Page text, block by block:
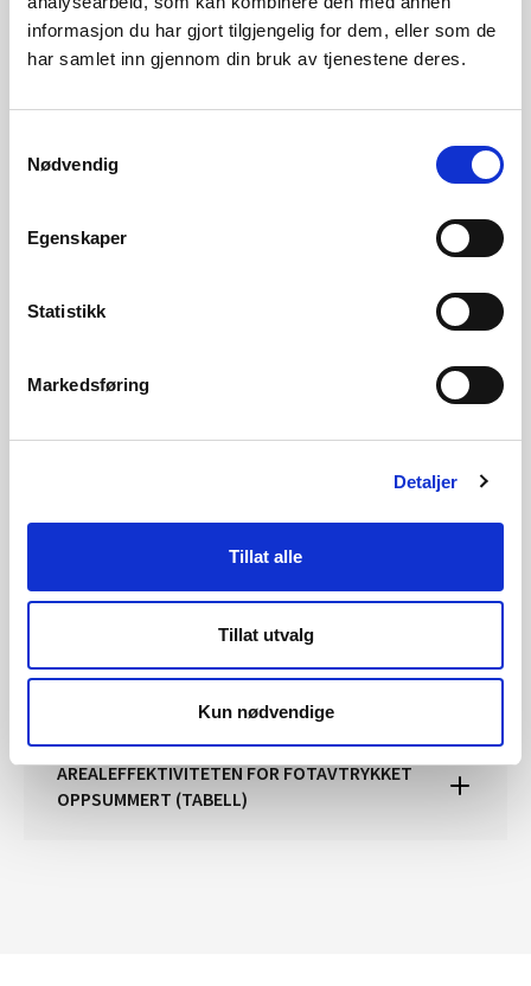
informasjon du har gjort tilgjengelig for dem, eller som de
har samlet inn gjennom din bruk av tjenestene deres.
Nødvendig
Egenskaper
Statistikk
Markedsføring
Detaljer
Tillat alle
Tillat utvalg
Kun nødvendige
BASISDATA FOR VIDERE BEREGNINGER (TABELL)
LES MER OM MASSETAK
Bildene viser infrastruktur i Egersund vindkraftverk i Rogaland, med
Beregnet arealeffektivitet
BEREGNET AREALEFFEKTIVITET FOR
EKSISTERENDE NORSKE VINDKRAFTVERK
(TABELL)
AREALEFFEKTIVITETEN FOR FOTAVTRYKKET
OPPSUMMERT (TABELL)